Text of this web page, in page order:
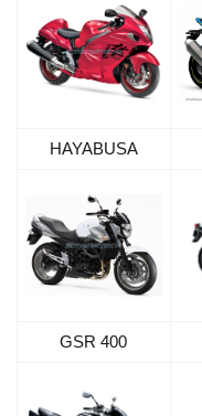
HAYABUSA
GSR 400